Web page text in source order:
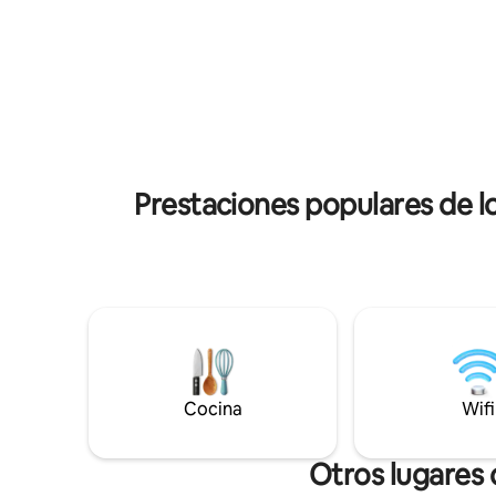
Prestaciones populares de
Cocina Wifi
Otros lugares